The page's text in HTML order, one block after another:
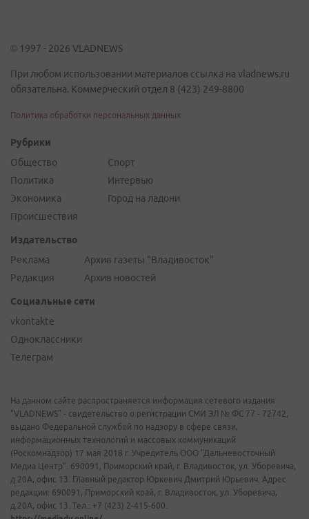
© 1997 - 2026 VLADNEWS
При любом использовании материалов ссылка на vladnews.ru
обязательна. Коммерческий отдел 8 (423) 249-8800
Политика обработки персональных данных
Рубрики
Общество
Политика
Экономика
Происшествия
Спорт
Интервью
Город на ладони
Издательство
Реклама
Редакция
Архив газеты "Владивосток"
Архив новостей
Социальные сети
vkontakte
Одноклассники
Телеграм
На данном сайте распространяется информация сетевого издания
"VLADNEWS" - свидетельство о регистрации СМИ ЭЛ № ФС 77 - 72742,
выдано Федеральной службой по надзору в сфере связи,
информационных технологий и массовых коммуникаций
(Роскомнадзор) 17 мая 2018 г. Учредитель ООО "Дальневосточный
Медиа Центр". 690091, Приморский край, г. Владивосток, ул. Уборевича,
д.20А, офис 13. Главный редактор Юркевич Дмитрий Юрьевич. Адрес
редакции: 690091, Приморский край, г. Владивосток, ул. Уборевича,
д.20А, офис 13. Тел.: +7 (423) 2-415-600.